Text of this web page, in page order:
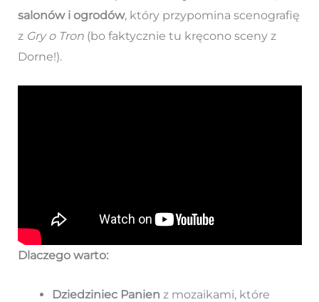
salonów i ogrodów, który przypomina scenografię
z Gry o Tron(bo faktycznie tu kręcono sceny z
Dorne!).
Dlaczego warto:
Dziedziniec Panien z mozaikami, które